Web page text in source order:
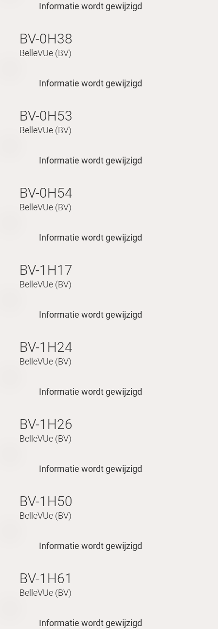
Informatie wordt gewijzigd
BV-0H38
BelleVUe (BV)
Informatie wordt gewijzigd
BV-0H53
BelleVUe (BV)
Informatie wordt gewijzigd
BV-0H54
BelleVUe (BV)
Informatie wordt gewijzigd
BV-1H17
BelleVUe (BV)
Informatie wordt gewijzigd
BV-1H24
BelleVUe (BV)
Informatie wordt gewijzigd
BV-1H26
BelleVUe (BV)
Informatie wordt gewijzigd
BV-1H50
BelleVUe (BV)
Informatie wordt gewijzigd
BV-1H61
BelleVUe (BV)
Informatie wordt gewijzigd